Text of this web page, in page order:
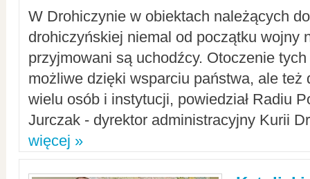
W Drohiczynie w obiektach należących
drohiczyńskiej niemal od początku wojny
przyjmowani są uchodźcy. Otoczenie
możliwe dzięki wsparciu państwa, ale też
wielu osób i instytucji, powiedział Radiu
Jurczak - dyrektor administracyjny Kurii
więcej »